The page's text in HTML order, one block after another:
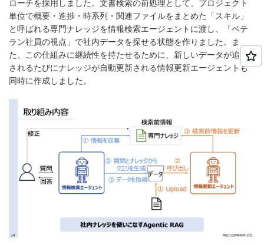
ローチを採用しました。文書検索の前処理として、プロジェクト
単位で概要・進捗・時系列・関連ファイルをまとめた「スキル」
と呼ばれる専門ナレッジを情報検索エージェントに渡し、「ベテ
ラン社員の視点」で社内データを探せる状態を作りました。ま
た、この仕組みに継続性を持たせるために、新しいデータが追加
されるたびにナレッジが自動更新される情報更新エージェントも
同時に作成しました。